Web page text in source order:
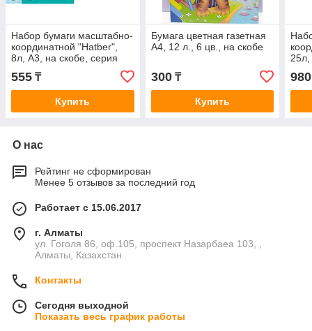
Набор бумаги масштабно-
координатной "Hatber",
8л, А3, на скобе, серия
"Голубая сетка"
555 ₸
Купить
Бумага цветная газетная
А4, 12 л., 6 цв., на скобе
300₸
Купить
980
О нас
Рейтинг не сформирован
Менее 5 отзывов за последний год
Работает с 15.06.2017
г. Алматы
ул. Гоголя 86, оф.105, проспект Назарбаеа 103, ,
Алматы, Казахстан
Контакты
Сегодня выходной
Показать весь график работы